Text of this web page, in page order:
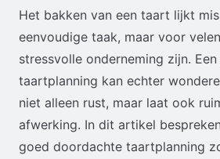
Het bakken van een taart lijkt
eenvoudige taak, maar voor
stressvolle onderneming zijn.
taartplanning kan echter
niet alleen rust, maar laat ook
afwerking. In dit artikel
goed doordachte taartplanning